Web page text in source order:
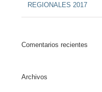
REGIONALES 2017
Comentarios recientes
Archivos